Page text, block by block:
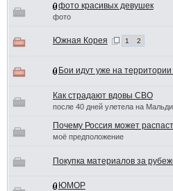
фото красивых девушек
фото
Южная Корея 1 2
Бои идут уже на территории
Как страдают вдовы СВО
после 40 дней улетела на
Почему Россия может
моё предположение
Покупка материалов за
ЮМОР